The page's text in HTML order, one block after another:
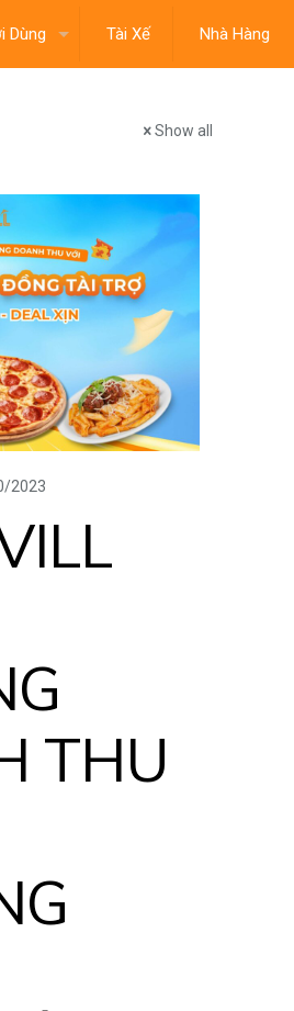
Dùng Tài Xế Nhà Hàng
Show all
2023
THU